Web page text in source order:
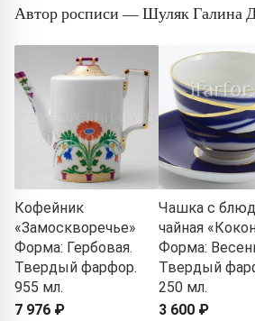
Автор росписи — Шуляк Галина
Кофейник
«Замоскворечье»
Форма: Гербовая.
Твердый фарфор.
955 мл.
7 976 ₽
Чашка с
чайная
Форма:
Твердый
250 мл.
3 600 ₽